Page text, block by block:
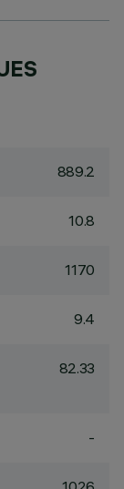
889.2
10.8
1170
9.4
82.33
-